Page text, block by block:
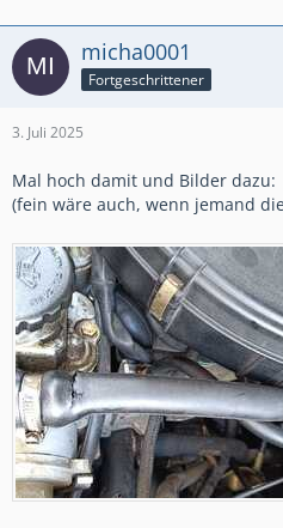
micha0001
Fortgeschrittener
3. Juli 2025
Mal hoch damit und Bilder dazu:
(fein wäre auch, wenn jemand